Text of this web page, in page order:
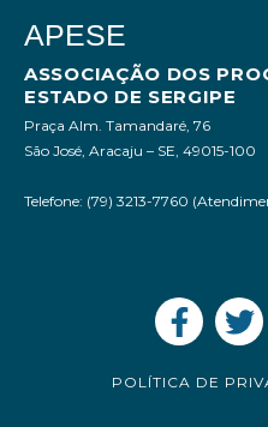
APESE
ASSOCIAÇÃO DOS
ESTADO DE SERGIPE
Praça Alm. Tamandaré, 76
São José, Aracaju – SE, 49015-100
Telefone: (79) 3213-7760
POLÍTICA DE